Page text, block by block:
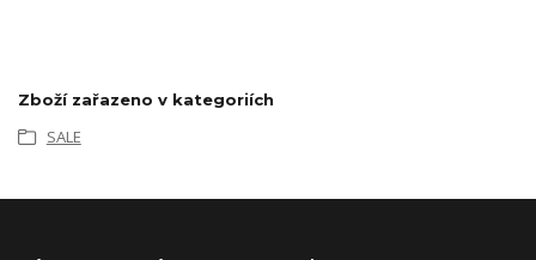
Zboží zařazeno v kategoriích
SALE